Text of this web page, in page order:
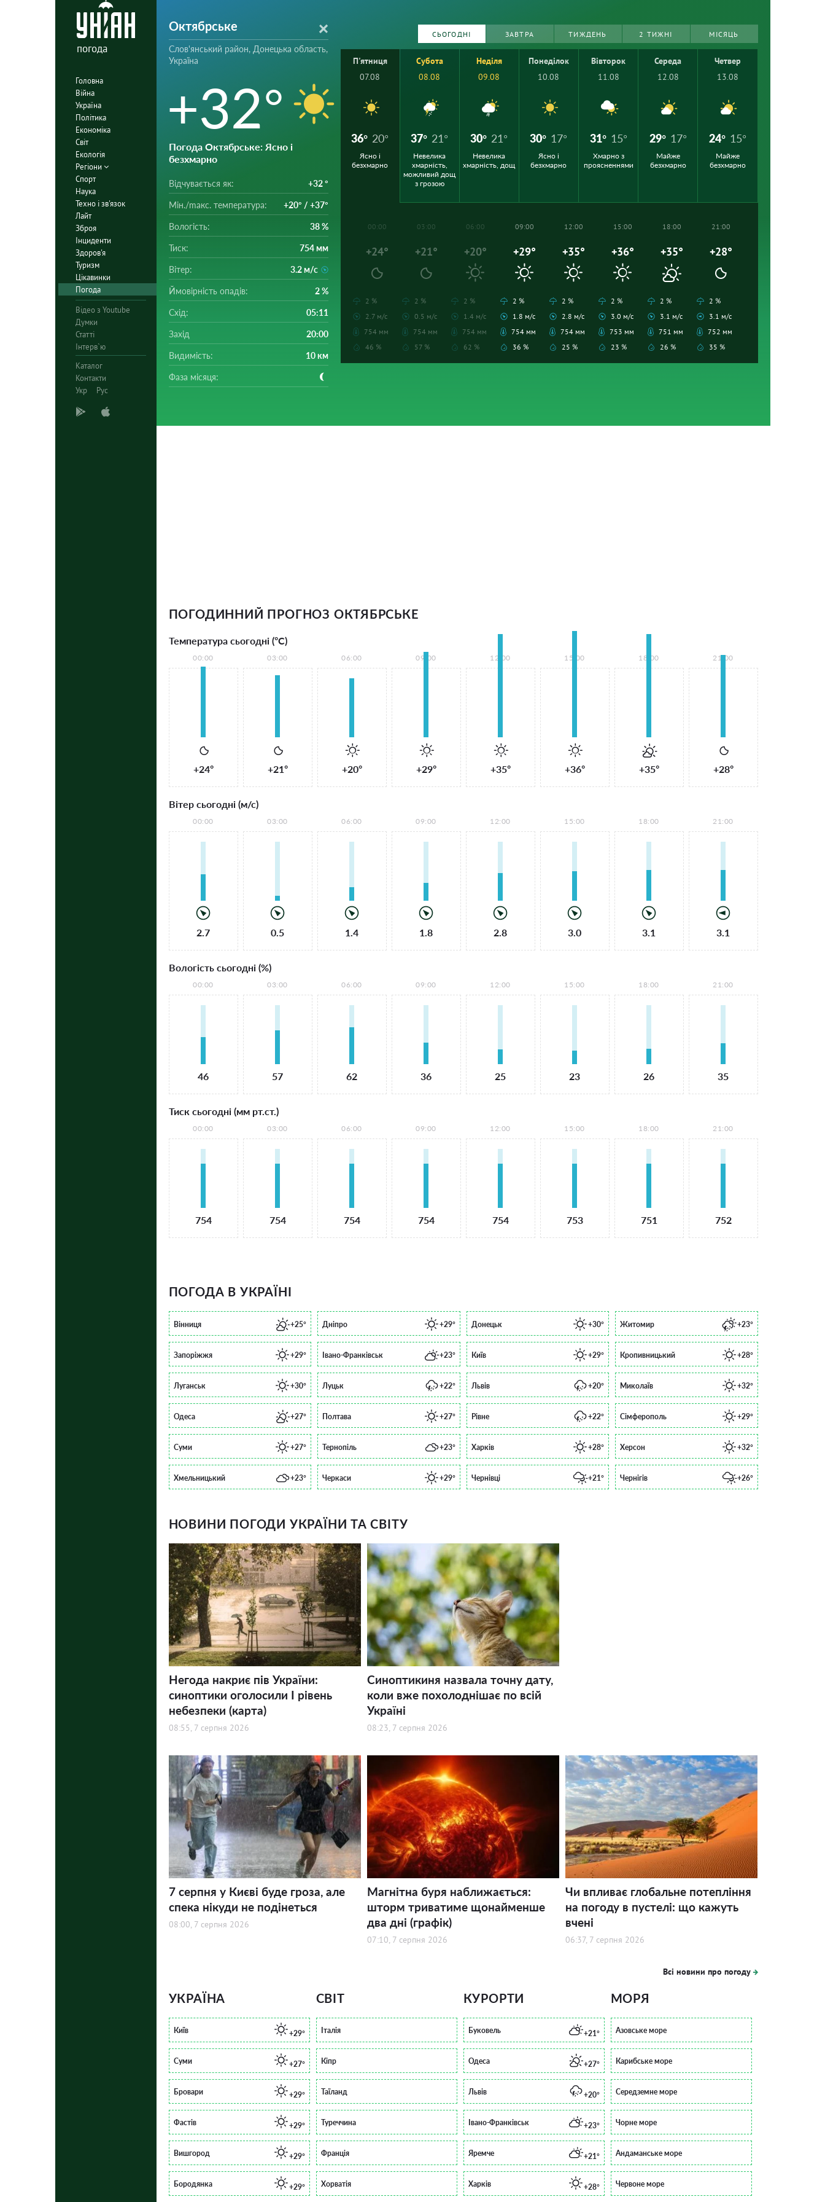
погода
Головна
Війна
Україна
Політика
Економіка
Світ
Екологія
Регіони
Спорт
Наука
Техно і зв'язок
Лайт
Зброя
Інциденти
Здоров'я
Туризм
Цікавинки
Погода
Відео з Youtube
Думки
Статті
Інтерв`ю
Каталог
Контакти
Укр
Рус
Октябрське
Слов'янський район, Донецька область,
Україна
+32°
Погода Октябрське: Ясно і
безхмарно
Відчувається як: +32 °
Мін./mакс. температура: +20° / +37°
Вологість: 38 %
Тиск: 754 мм
Вітер: 3.2 м/с
Ймовірність опадів: 2 %
Схід: 05:11
Захід 20:00
Видимість: 10 км
Фаза місяця:
СЬОГОДНІ ЗАВТРА ТИЖДЕНЬ 2 ТИЖНІ МІСЯЦЬ
П'ятниця
07.08
36° 20°
Ясно і
безхмарно
Субота
08.08
37° 21°
Невелика
хмарність,
можливий дощ
з грозою
Неділя
09.08
30° 21°
Невелика
хмарність, дощ
Понеділок
10.08
30° 17°
Ясно і
безхмарно
Вівторок
11.08
31° 15°
Хмарно з
проясненнями
Середа
12.08
29° 17°
Майже
безхмарно
Четвер
13.08
24° 15°
Майже
безхмарно
00:00
+24°
2 %
2.7 м/с
754 мм
46 %
03:00
+21°
2 %
0.5 м/с
754 мм
57 %
06:00
+20°
2 %
1.4 м/с
754 мм
62 %
09:00
+29°
2 %
1.8 м/с
754 мм
36 %
12:00
+35°
2 %
2.8 м/с
754 мм
25 %
15:00
+36°
2 %
3.0 м/с
753 мм
23 %
18:00
+35°
2 %
3.1 м/с
751 мм
26 %
21:00
+28°
2 %
3.1 м/с
752 мм
35 %
ПОГОДИННИЙ ПРОГНОЗ ОКТЯБРСЬКЕ
Температура сьогодні (°С)
00:00
+24°
03:00
+21°
06:00
+20°
09:00
+29°
12:00
+35°
15:00
+36°
18:00
+35°
21:00
+28°
Вітер сьогодні (м/с)
00:00
2.7
03:00
0.5
06:00
1.4
09:00
1.8
12:00
2.8
15:00
3.0
18:00
3.1
21:00
3.1
Вологість сьогодні (%)
00:00
46
03:00
57
06:00
62
09:00
36
12:00
25
15:00
23
18:00
26
21:00
35
Тиск сьогодні (мм рт.ст.)
00:00
754
03:00
754
06:00
754
09:00
754
12:00
754
15:00
753
18:00
751
21:00
752
ПОГОДА В УКРАЇНІ
Вінниця +25° Дніпро +29° Донецьк +30° Житомир +23°
Запоріжжя +29° Івано-Франківськ +23° Київ +29° Кропивницький +28°
Луганськ +30° Луцьк +22° Львів +20° Миколаїв +32°
Одеса +27° Полтава +27° Рівне +22° Сімферополь +29°
Суми +27° Тернопіль +23° Харків +28° Херсон +32°
Хмельницький +23° Черкаси +29° Чернівці +21° Чернігів +26°
НОВИНИ ПОГОДИ УКРАЇНИ ТА СВІТУ
Негода накриє пів України:
синоптики оголосили І рівень
небезпеки (карта)
08:55, 7 серпня 2026
Синоптикиня назвала точну дату,
коли вже похолоднішає по всій
Україні
08:23, 7 серпня 2026
7 серпня у Києві буде гроза, але
спека нікуди не подінеться
08:00, 7 серпня 2026
Магнітна буря наближається:
шторм триватиме щонайменше
два дні (графік)
07:10, 7 серпня 2026
Чи впливає глобальне потепління
на погоду в пустелі: що кажуть
вчені
06:37, 7 серпня 2026
Всі новини про погоду
УКРАЇНА
Київ +29°
Суми +27°
Бровари +29°
Фастів +29°
Вишгород +29°
Бородянка +29°
СВІТ
Італія
Кіпр
Таїланд
Туреччина
Франція
Хорватія
КУРОРТИ
Буковель +21°
Одеса +27°
Львів +20°
Івано-Франківськ +23°
Яремче +21°
Харків +28°
МОРЯ
Азовське море
Карибське море
Середземне море
Чорне море
Андаманське море
Червоне море